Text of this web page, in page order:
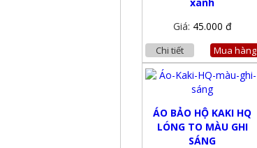
Giá: 45.000 đ
Chi tiết Mua hàng
ÁO BẢO HỘ KAKI HQ
LÓNG TO MÀU GHI
SÁNG